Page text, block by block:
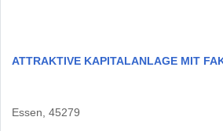
ATTRAKTIVE KAPITALANLAGE MIT
Essen, 45279